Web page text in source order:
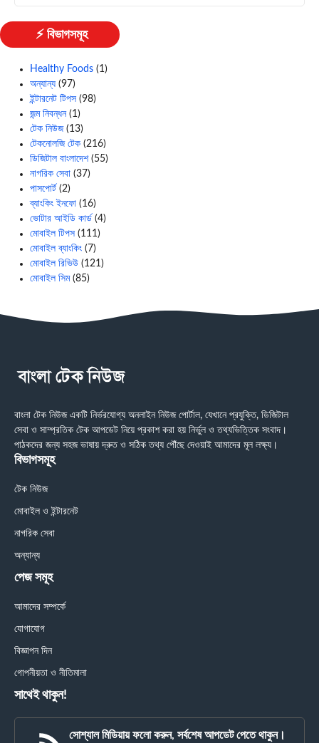
⚡ বিভাগসমূহ
Healthy Foods (1)
অন্যান্য (97)
ইন্টারনেট টিপস (98)
জন্ম নিবন্ধন(1)
টেক নিউজ(13)
টেকনোলজি টেক (216)
ডিজিটাল বাংলাদেশ(55)
নাগরিক সেবা (37)
পাসপোর্ট (2)
ব্যাংকিং ইনফো (16)
ভোটার আইডি কার্ড (4)
মোবাইল টিপস (111)
মোবাইল ব্যাংকিং (7)
মোবাইল রিভিউ (121)
মোবাইল সিম(85)
বাংলা টেক নিউজ একটি নির্ভরযোগ্য অনলাইন নিউজ পোর্টাল, যেখানে প্রযুক্তি, ডিজিটাল
সেবা ও সাম্প্রতিক টেক আপডেট নিয়ে প্রকাশ করা হয় নির্ভুল ও তথ্যভিত্তিক সংবাদ।
পাঠকদের জন্য সহজ ভাষায় দ্রুত ও সঠিক তথ্য পৌঁছে দেওয়াই আমাদের মূল লক্ষ্য।
বিভাগসমূহ
টেক নিউজ
মোবাইল ও ইন্টারনেট
নাগরিক সেবা
অন্যান্য
পেজ সমূহ
আমাদের সম্পর্কে
যোগাযোগ
বিজ্ঞাপন দিন
গোপনীয়তা ও নীতিমালা
সাথেই থাকুন!
সোশ্যাল মিডিয়ায় ফলো করুন, সর্বশেষ আপডেট পেতে থাকুন।